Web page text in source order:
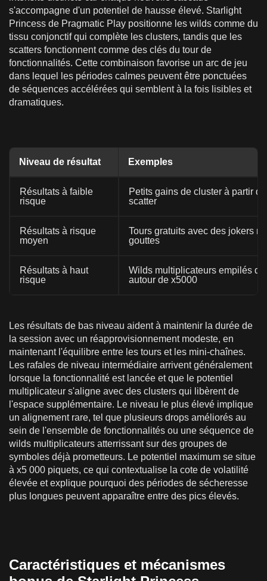
s'accompagne d'un potentiel de hausse élevé. Starlight
Princess de Pragmatic Play positionne les wilds comme du
tissu conjonctif qui complète les clusters, tandis que les
scatters fonctionnent comme des clés du tour de
fonctionnalités. Cette combinaison favorise un arc de jeu
dans lequel les périodes calmes peuvent être ponctuées
de séquences accélérées qui semblent à la fois lisibles et
dramatiques.
Niveau de résultat Exemples
Résultats à faible
risque
Petits gains de cluster à partir
scatter
Résultats à risque
moyen
Tours gratuits avec des jokers
gouttes
Résultats à haut
risque
Wilds multiplicateurs empilés
autour de x5000
Les résultats de bas niveau aident à maintenir la durée de
la session avec un réapprovisionnement modeste, en
maintenant l'équilibre entre les tours et les mini-chaînes.
Les rafales de niveau intermédiaire arrivent généralement
lorsque la fonctionnalité est lancée et que le potentiel
multiplicateur s'aligne avec des clusters qui libèrent de
l'espace supplémentaire. Le niveau le plus élevé implique
un alignement rare, tel que plusieurs drops améliorés au
sein de l'ensemble de fonctionnalités ou une séquence de
wilds multiplicateurs atterrissant sur des groupes de
symboles déjà prometteurs. Le potentiel maximum se situe
à x5 000 piquets, ce qui contextualise la cote de volatilité
élevée et explique pourquoi des périodes de sécheresse
plus longues peuvent apparaître entre des pics élevés.
Caractéristiques et mécanismes